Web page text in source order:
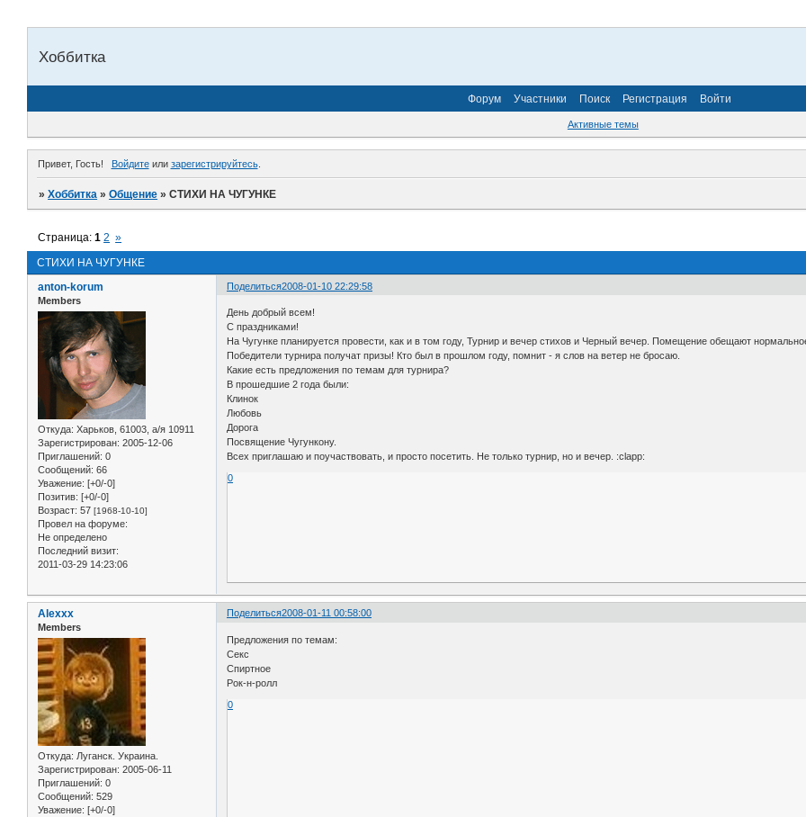
Хоббитка
Форум Участники Поиск Регистрация Войти
Активные темы
Привет, Гость! Войдитеили зарегистрируйтесь.
»Хоббитка »Общение »СТИХИ НА ЧУГУНКЕ
СТИХИ НА ЧУГУНКЕ
Страница:1 2 »
Поделиться2008-01-10 22:29:58
anton-korum
Members
Откуда: Харьков, 61003, а/я 10911
Зарегистрирован: 2005-12-06
Приглашений: 0
Сообщений: 66
Уважение: [+0/-0]
Позитив: [+0/-0]
Возраст: 57 [1968-10-10]
Провел на форуме:
Не определено
Последний визит:
2011-03-29 14:23:06
День добрый всем!
С праздниками!
На Чугунке планируется провести, как и в том году, Турнир и вечер стихов и Черный вечер. Помещение обещают
Победители турнира получат призы! Кто был в прошлом году, помнит - я слов на ветер не бросаю.
Какие есть предложения по темам для турнира?
В прошедшие 2 года были:
Клинок
Любовь
Дорога
Посвящение Чугункону.
Всех приглашаю и поучаствовать, и просто посетить. Не только турнир, но и вечер. :clapp:
0
Поделиться2008-01-11 00:58:00
Alexxx
Members
Откуда: Луганск. Украина.
Зарегистрирован: 2005-06-11
Приглашений: 0
Сообщений: 529
Уважение: [+0/-0]
Предложения по темам:
Секс
Спиртное
Рок-н-ролл
0